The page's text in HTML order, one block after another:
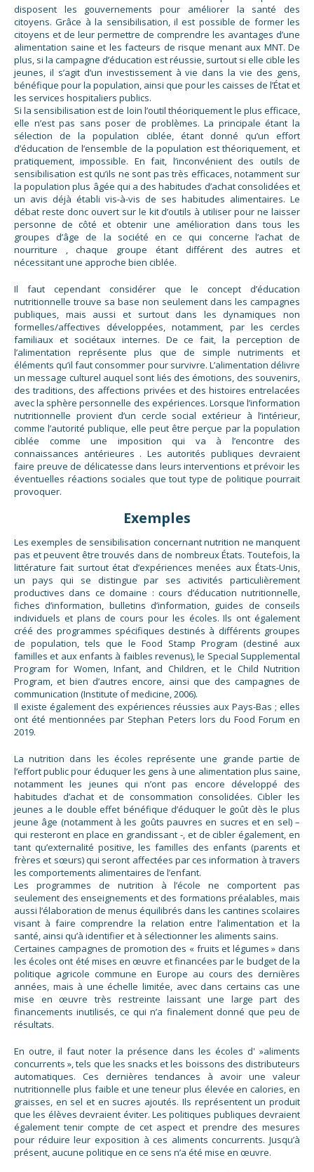
disposent les gouvernements pour améliorer la santé des
citoyens. Grâce à la sensibilisation, il est possible de former les
citoyens et de leur permettre de comprendre les avantages d’une
alimentation saine et les facteurs de risque menant aux MNT. De
plus, si la campagne d’éducation est réussie, surtout si elle cible les
jeunes, il s’agit d’un investissement à vie dans la vie des gens,
bénéfique pour la population, ainsi que pour les caisses de l’État et
les services hospitaliers publics.
Si la sensibilisation est de loin l’outil théoriquement le plus efficace,
elle n’est pas sans poser de problèmes. La principale étant la
sélection de la population ciblée, étant donné qu’un effort
d’éducation de l’ensemble de la population est théoriquement, et
pratiquement, impossible. En fait, l’inconvénient des outils de
sensibilisation est qu’ils ne sont pas très efficaces, notamment sur
la population plus âgée qui a des habitudes d’achat consolidées et
un avis déjà établi vis-à-vis de ses habitudes alimentaires. Le
débat reste donc ouvert sur le kit d’outils à utiliser pour ne laisser
personne de côté et obtenir une amélioration dans tous les
groupes d’âge de la société en ce qui concerne l’achat de
nourriture , chaque groupe étant différent des autres et
nécessitant une approche bien ciblée.
Il faut cependant considérer que le concept d’éducation
nutritionnelle trouve sa base non seulement dans les campagnes
publiques, mais aussi et surtout dans les dynamiques non
formelles/affectives développées, notamment, par les cercles
familiaux et sociétaux internes. De ce fait, la perception de
l’alimentation représente plus que de simple nutriments et
éléments qu’il faut consommer pour survivre. L’alimentation délivre
un message culturel auquel sont liés des émotions, des souvenirs,
des traditions, des affections privées et des histoires entrelacées
avec la sphère personnelle des expériences. Lorsque l’information
nutritionnelle provient d’un cercle social extérieur à l’intérieur,
comme l’autorité publique, elle peut être perçue par la population
ciblée comme une imposition qui va à l’encontre des
connaissances antérieures . Les autorités publiques devraient
faire preuve de délicatesse dans leurs interventions et prévoir les
éventuelles réactions sociales que tout type de politique pourrait
provoquer.
Exemples
Les exemples de sensibilisation concernant nutrition ne manquent
pas et peuvent être trouvés dans de nombreux États. Toutefois, la
littérature fait surtout état d’expériences menées aux États-Unis,
un pays qui se distingue par ses activités particulièrement
productives dans ce domaine : cours d’éducation nutritionnelle,
fiches d’information, bulletins d’information, guides de conseils
individuels et plans de cours pour les écoles. Ils ont également
créé des programmes spécifiques destinés à différents groupes
de population, tels que le Food Stamp Program (destiné aux
familles et aux enfants à faibles revenus), le Special Supplemental
Program for Women, Infant, and Children, et le Child Nutrition
Program, et bien d’autres encore, ainsi que des campagnes de
communication (Institute of medicine, 2006).
Il existe également des expériences réussies aux Pays-Bas ; elles
ont été mentionnées par Stephan Peters lors du Food Forum en
2019.
La nutrition dans les écoles représente une grande partie de
l’effort public pour éduquer les gens à une alimentation plus saine,
notamment les jeunes qui n’ont pas encore développé des
habitudes d’achat et de consommation consolidées. Cibler les
jeunes a le double effet bénéfique d’éduquer le goût dès le plus
jeune âge (notamment à les goûts pauvres en sucres et en sel) –
qui resteront en place en grandissant -, et de cibler également, en
tant qu’externalité positive, les familles des enfants (parents et
frères et sœurs) qui seront affectées par ces information à travers
les comportements alimentaires de l’enfant.
Les programmes de nutrition à l’école ne comportent pas
seulement des enseignements et des formations préalables, mais
aussi l’élaboration de menus équilibrés dans les cantines scolaires
visant à faire comprendre la relation entre l’alimentation et la
santé, ainsi qu’à identifier et à sélectionner les aliments sains.
Certaines campagnes de promotion des « fruits et légumes » dans
les écoles ont été mises en œuvre et financées par le budget de la
politique agricole commune en Europe au cours des dernières
années, mais à une échelle limitée, avec dans certains cas une
mise en œuvre très restreinte laissant une large part des
financements inutilisés, ce qui n’a finalement donné que peu de
résultats.
En outre, il faut noter la présence dans les écoles d' »aliments
concurrents », tels que les snacks et les boissons des distributeurs
automatiques. Ces dernières tendances à avoir une valeur
nutritionnelle plus faible et une teneur plus élevée en calories, en
graisses, en sel et en sucres ajoutés. Ils représentent un produit
que les élèves devraient éviter. Les politiques publiques devraient
également tenir compte de cet aspect et prendre des mesures
pour réduire leur exposition à ces aliments concurrents. Jusqu’à
présent, aucune politique en ce sens n’a été mise en œuvre.